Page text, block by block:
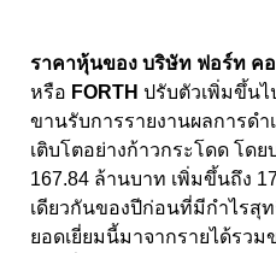
ราคาหุ้นของ บริษัท ฟอร์ท ค
หรือ FORTH ปรับตัวเพิ่มขึ้นไ
ขานรับการรายงานผลการดำ
เติบโตอย่างก้าวกระโดด โด
167.84 ล้านบาท เพิ่มขึ้นถึง
เดียวกันของปีก่อนที่มีกำไรสุ
ยอดเยี่ยมนี้มาจากรายได้รว